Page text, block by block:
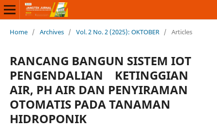
Home / Archives / Vol. 2 No. 2 (2025): OKTOBER / Articles
RANCANG BANGUN SISTEM IOT
PENGENDALIAN KETINGGIAN
AIR, PH AIR DAN PENYIRAMAN
OTOMATIS PADA TANAMAN
HIDROPONIK